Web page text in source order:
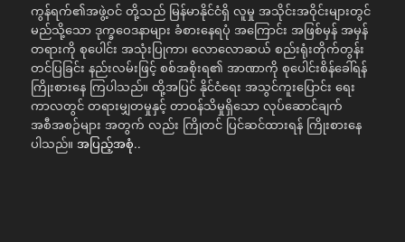
ကွန်ရက်၏အဖွဲ့ဝင် တို့သည် မြန်မာနိုင်ငံရှိ လူမှု အသိုင်းအဝိုင်းများတွင်
မည်သို့သော ဒုက္ခဝေဒနာများ ခံစားနေရပုံ အကြောင်း အဖြစ်မှန် အမှန်
တရားကို စုပေါင်း အသုံးပြုကာ၊ လောလောဆယ် စည်းရုံးတိုက်တွန်း
တင်ပြခြင်း နည်းလမ်းဖြင့် စစ်အစိုးရ၏ အာဏာကို စုပေါင်းစိန်ခေါ်ရန်
ကြိုးစားနေ ကြပါသည်။ ထို့အပြင် နိုင်ငံရေး အသွင်ကူးပြောင်း ရေး
ကာလတွင် တရားမျှတမှုနှင့် တာဝန်သိမှုရှိသော လုပ်ဆောင်ချက်
အစီအစဉ်များ အတွက် လည်း ကြိုတင် ပြင်ဆင်ထားရန် ကြိုးစားနေ
ပါသည်။ အပြည့်အစုံ..